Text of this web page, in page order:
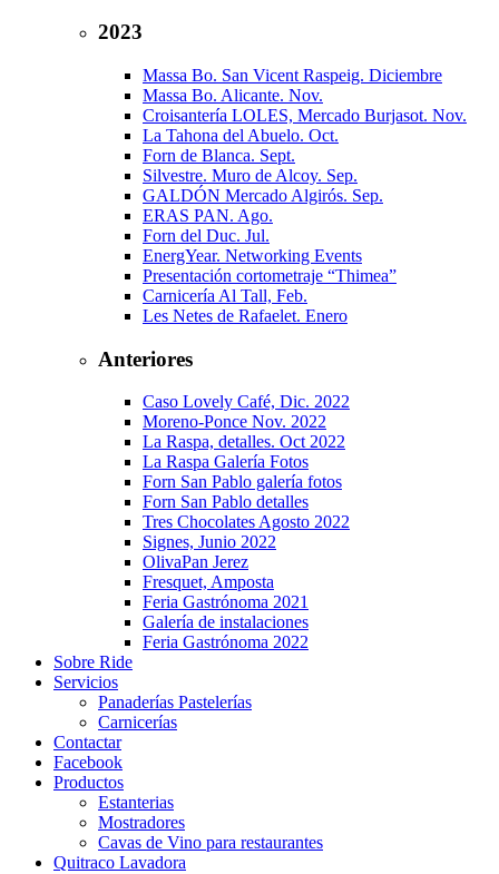
2023
Massa Bo. San Vicent Raspeig. Diciembre
Massa Bo. Alicante. Nov.
Croisantería LOLES, Mercado Burjasot. Nov.
La Tahona del Abuelo. Oct.
Forn de Blanca. Sept.
Silvestre. Muro de Alcoy. Sep.
GALDÓN Mercado Algirós. Sep.
ERAS PAN. Ago.
Forn del Duc. Jul.
EnergYear. Networking Events
Presentación cortometraje “Thimea”
Carnicería Al Tall, Feb.
Les Netes de Rafaelet. Enero
Anteriores
Caso Lovely Café, Dic. 2022
Moreno-Ponce Nov. 2022
La Raspa, detalles. Oct 2022
La Raspa Galería Fotos
Forn San Pablo galería fotos
Forn San Pablo detalles
Tres Chocolates Agosto 2022
Signes, Junio 2022
OlivaPan Jerez
Fresquet, Amposta
Feria Gastrónoma 2021
Galería de instalaciones
Feria Gastrónoma 2022
Sobre Ride
Servicios
Panaderías Pastelerías
Carnicerías
Contactar
Facebook
Productos
Estanterias
Mostradores
Cavas de Vino para restaurantes
Quitraco Lavadora